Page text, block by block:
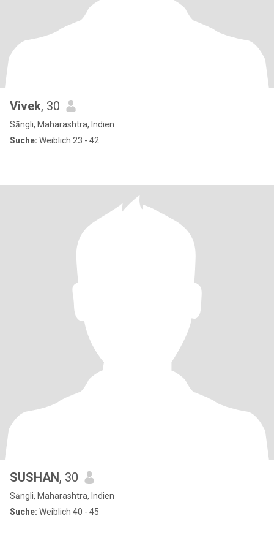
Vivek, 30
Sāngli, Maharashtra, Indien
Suche: Weiblich 23 - 42
SUSHAN, 30
Sāngli, Maharashtra, Indien
Suche: Weiblich 40 - 45